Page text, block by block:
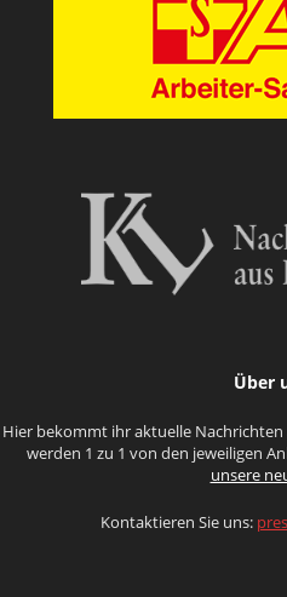
Über
Hier bekommt ihr aktuelle
werden 1 zu 1 von den jeweiligen
unsere
Kontaktieren Sie uns: